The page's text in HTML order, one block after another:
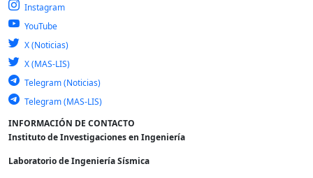
Instagram
YouTube
X (Noticias)
X (MAS-LIS)
Telegram (Noticias)
Telegram (MAS-LIS)
INFORMACIÓN DE CONTACTO
Instituto de Investigaciones en Ingeniería
Laboratorio de Ingeniería Sísmica